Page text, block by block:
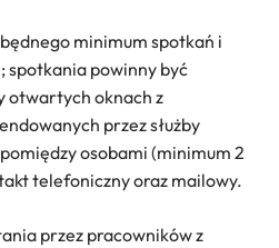
minimum spotkań i
spotkania powinny być
otwartych oknach z
przez służby
osobami (minimum 2
telefoniczny oraz mailowy.
przez pracowników z